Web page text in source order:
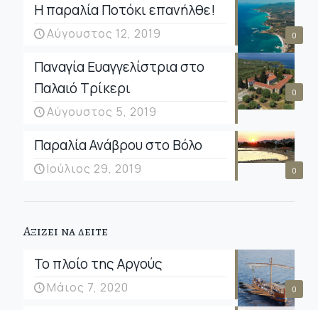
0
Η παραλία Ποτόκι επανήλθε!
Αύγουστος 12, 2019
0
Παναγία Ευαγγελίστρια στο
Παλαιό Τρίκερι
Αύγουστος 5, 2019
0
Παραλία Ανάβρου στο Βόλο
Ιούλιος 29, 2019
Αξιζει να δειτε
0
Το πλοίο της Αργούς
Μάιος 7, 2020